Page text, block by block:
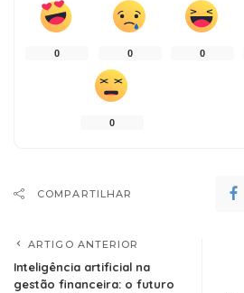
0 0 0
0
COMPARTILHAR
ARTIGO ANTERIOR
Inteligência artificial na
gestão financeira: o futuro